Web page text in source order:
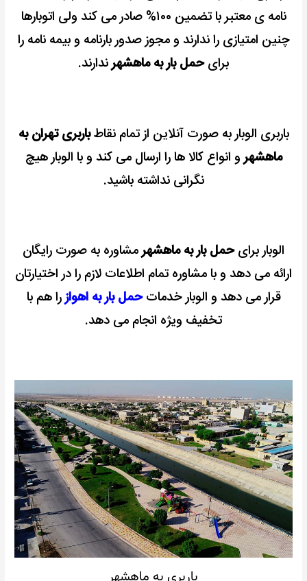
نامه ی معتبر با تضمین ۱۰۰% صادر می کند ولی اتوبارها
چنین امتیازی را ندارند و مجوز صدور بارنامه و بیمه نامه را
برایحمل بار به ماهشهرندارند.
باربری الوبار به صورت آنلاین از تمام نقاطباربری تهران به
ماهشهرو انواع کالا ها را ارسال می کند و با الوبار هیچ
نگرانی نداشته باشید.
الوبار برایحمل بار به ماهشهرمشاوره به صورت رایگان
ارائه می دهد و با مشاوره تمام اطلاعات لازم را در اختیارتان
قرار می دهد و الوبار خدماتحمل بار به اهوازرا هم با
تخفیف ویژه انجام می دهد.